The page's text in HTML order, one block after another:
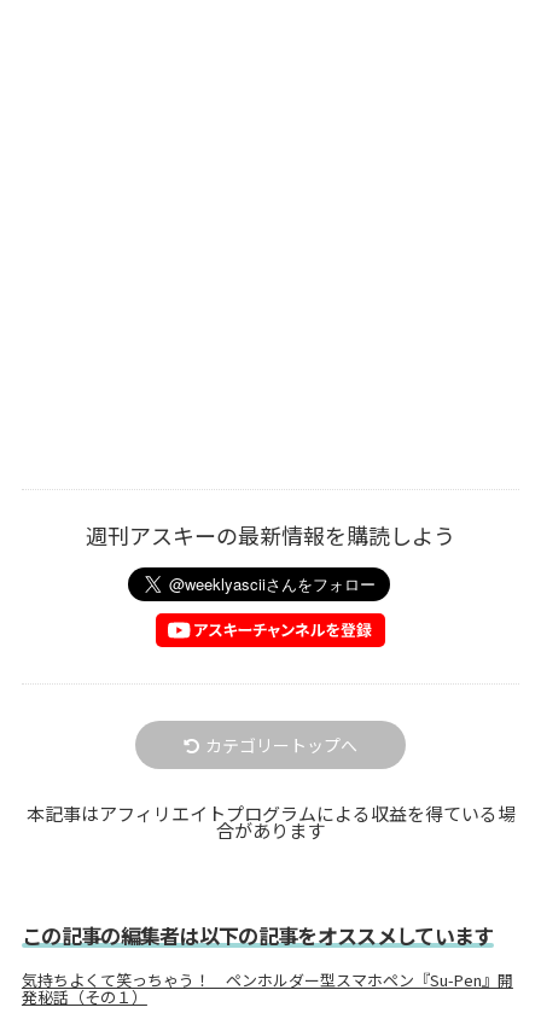
週刊アスキーの最新情報を購読しよう
カテゴリートップへ
本記事はアフィリエイトプログラムによる収益を得ている場
合があります
この記事の編集者は以下の記事をオススメしています
気持ちよくて笑っちゃう！ ペンホルダー型スマホペン『Su-Pen』開
発秘話（その１）